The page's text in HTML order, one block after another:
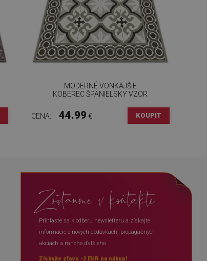
MODERNÉ VONKAJŠIE
KOBEREC ŠPANIELSKY VZOR
CENA: 44.99 € KOUPIT
Zostanme v kontakte
Prihláste sa k odberu newsletteru a získajte
informácie o nových dodávkach, propagačných
akciách a mnoho ďalšieho
Získajte zľavu -2 EUR na nákup!